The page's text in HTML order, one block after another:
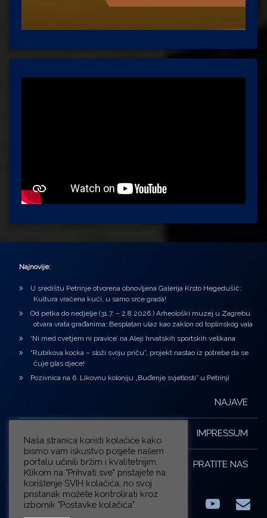
Najnovije:
U središtu Petrinje otvorena obnovljena Galerija Krsto Hegedušić:
Kultura vraćena kući, u samo srce grada!
Od petka do nedjelje (31.7. – 2.8.2026.) Arheološki muzej u Zagrebu
otvara vrata građanima: Besplatan ulaz kao zaklon od toplinskog vala
‘Ni med cvetjem ni pravice’ na Aleji hrvatskih sportskih velikana
“Rubikova kocka – složi svoju priču”, projekt nastao iz potrebe da se
čuje glas djece!
Pozivnica na 6. Likovnu koloniju „Buđenje svjetlosti” u Petrinji
NAJAVE
IMPRESSUM
PRATITE NAS
FacebookLinkedIn E-
Naša stranica koristi kolačiće kako
bismo vam iskustvo posjete našem
portalu učinili bržim i kvalitetnijim.
Klikom na "Prihvati sve" pristajete na
korištenje SVIH kolačića, no svoj
pristanak možete kontrolirati kroz
izbornik "Postavke kolačića".